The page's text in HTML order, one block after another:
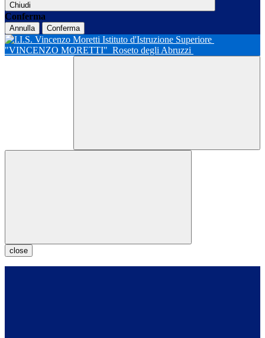
Chiudi
Conferma
Annulla Conferma
Istituto d'Istruzione Superiore
"VINCENZO MORETTI" Roseto degli Abruzzi
close